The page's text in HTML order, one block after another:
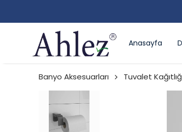
Anasayfa
Banyo Aksesuarları Tuvalet